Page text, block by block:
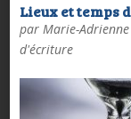
Lieux et temps
par Marie-
d'écriture